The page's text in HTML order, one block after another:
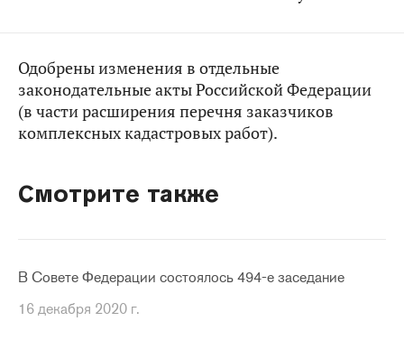
Одобрены изменения в отдельные
законодательные акты Российской Федерации
(в части расширения перечня заказчиков
комплексных кадастровых работ).
Смотрите также
В Совете Федерации состоялось 494-е заседание
16 декабря 2020 г.